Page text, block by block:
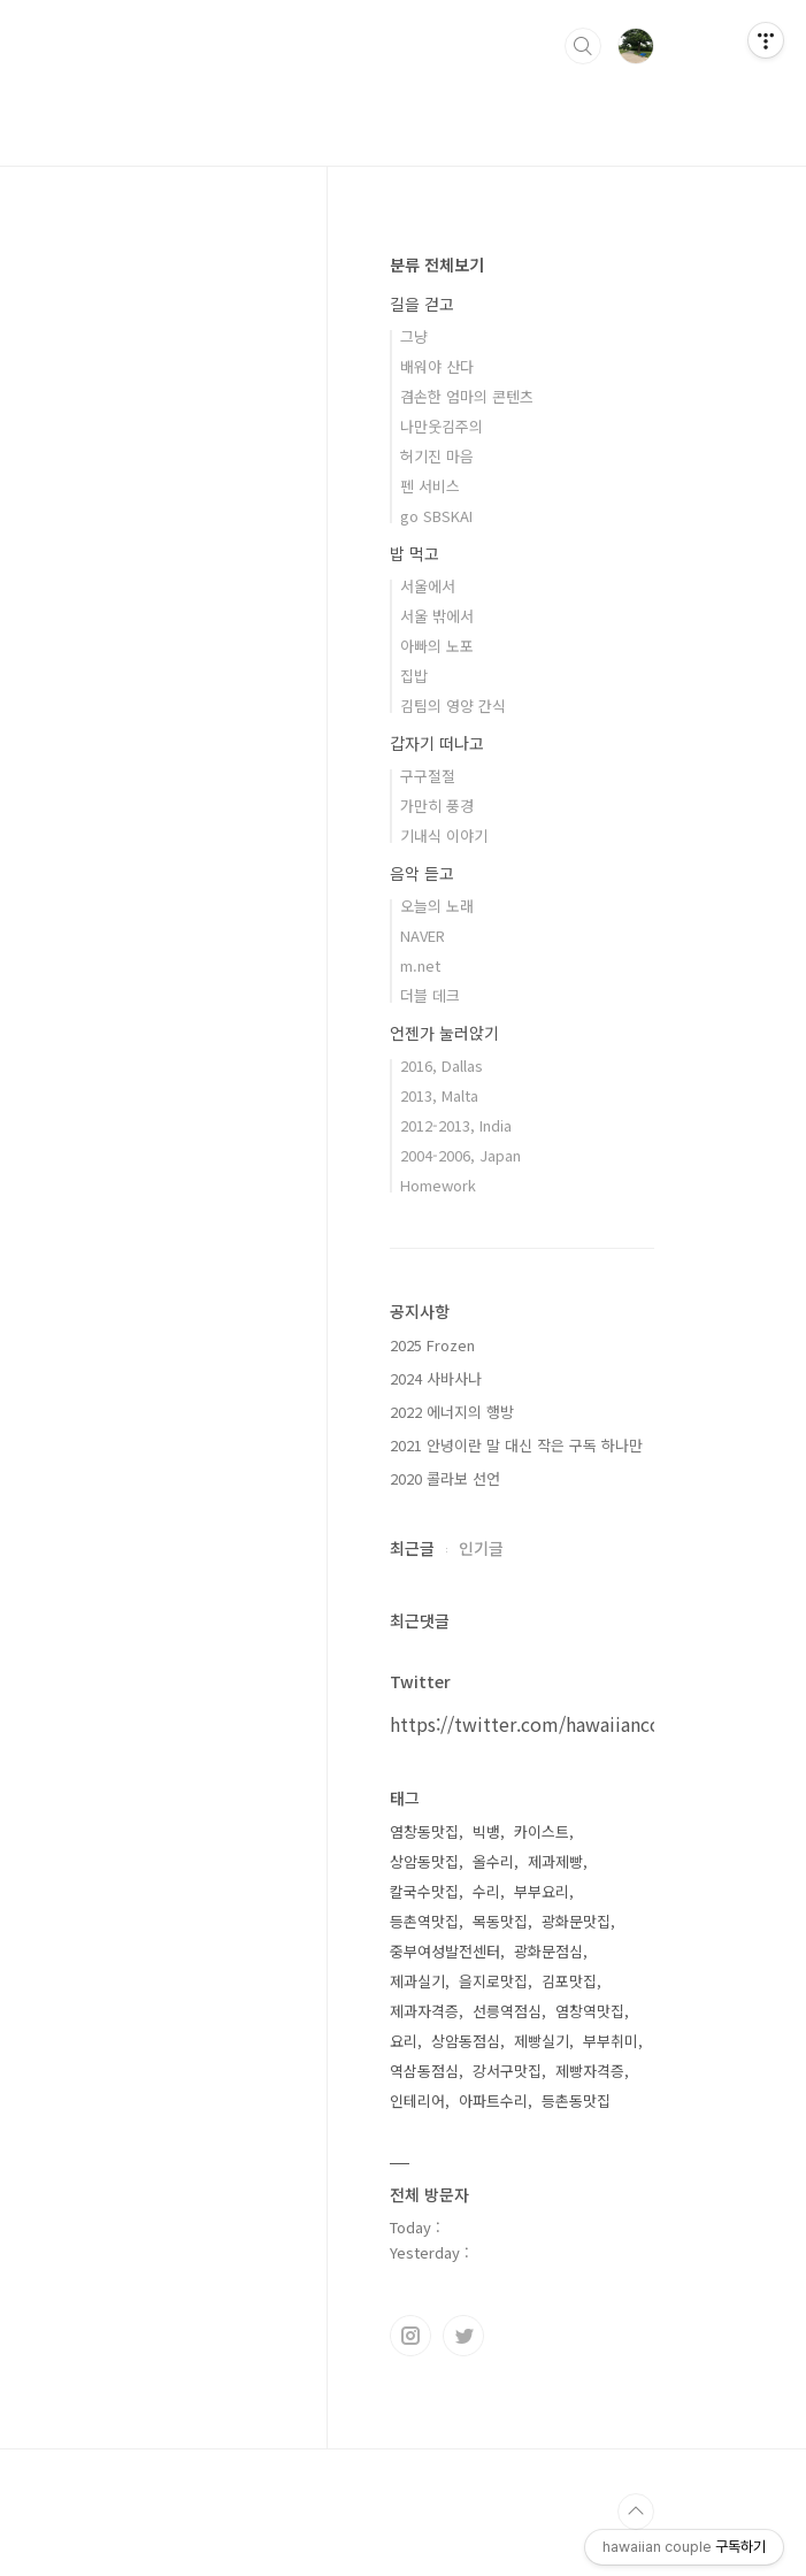
분류 전체보기
길을 걷고
그냥
배워야 산다
겸손한 엄마의 콘텐츠
나만웃김주의
허기진 마음
펜 서비스
go SBSKAI
밥 먹고
서울에서
서울 밖에서
아빠의 노포
집밥
김팀의 영양 간식
갑자기 떠나고
구구절절
가만히 풍경
기내식 이야기
음악 듣고
오늘의 노래
NAVER
m.net
더블 데크
언젠가 눌러앉기
2016, Dallas
2013, Malta
2012-2013, India
2004-2006, Japan
Homework
공지사항
2025 Frozen
2024 사바사나
2022 에너지의 행방
2021 안녕이란 말 대신 작은 구독 하나만
2020 콜라보 선언
최근글 인기글
최근댓글
Twitter
https://twitter.com/hawaiiancouple
태그
염창동맛집 빅뱅
카이스트
상암동맛집
올수리
제과제빵
칼국수맛집
수리
부부요리
등촌역맛집
목동맛집
광화문맛집
중부여성발전센터
광화문점심
제과실기
을지로맛집
김포맛집
제과자격증
선릉역점심
염창역맛집
요리
상암동점심 제빵실기
부부취미
역삼동점심
강서구맛집
제빵자격증
인테리어
아파트수리 등촌동맛집
전체 방문자
Today :
Yesterday :
hawaiian couple 구독하기